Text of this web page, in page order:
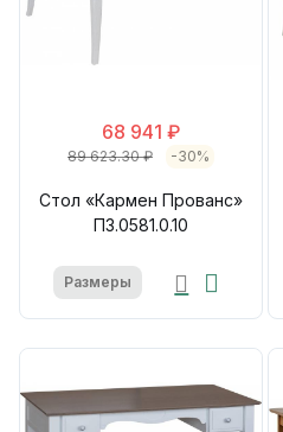
68 941 ₽
89 623.30 ₽ -30%
Стол «Кармен Прованс»
П3.0581.0.10
Размеры